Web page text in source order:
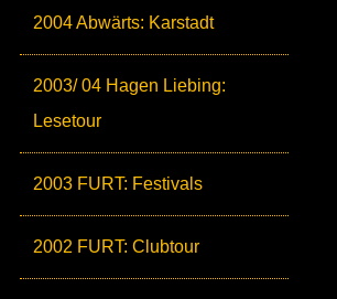
2004 Abwärts: Karstadt
2003/ 04 Hagen Liebing:
Lesetour
2003 FURT: Festivals
2002 FURT: Clubtour